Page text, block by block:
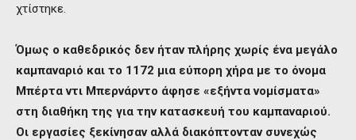
χτίστηκε.
Όμως ο καθεδρικός δεν ήταν πλήρης χωρίς ένα μεγάλο
καμπαναριό και το 1172 μια εύπορη χήρα με το όνομα
Μπέρτα ντι Μπερνάρντο άφησε «εξήντα νομίσματα»
στη διαθήκη της για την κατασκευή του καμπαναριού.
Οι εργασίες ξεκίνησαν αλλά διακόπτονταν συνεχώς